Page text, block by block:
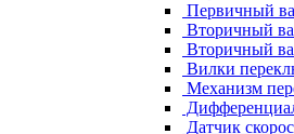
Первичный
Вторичный
Вторичный
Вилки
Механизм
Датчик